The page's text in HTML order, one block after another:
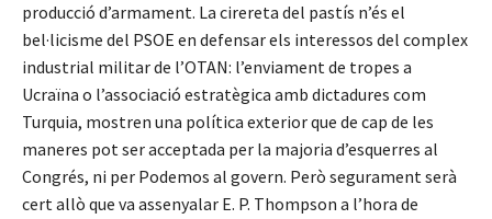
producció d’armament. La cirereta del pastís n’és el
bel·licisme del PSOE en defensar els interessos del complex
industrial militar de l’OTAN: l’enviament de tropes a
Ucraïna o l’associació estratègica amb dictadures com
Turquia, mostren una política exterior que de cap de les
maneres pot ser acceptada per la majoria d’esquerres al
Congrés, ni per Podemos al govern. Però segurament serà
cert allò que va assenyalar E. P. Thompson a l’hora de